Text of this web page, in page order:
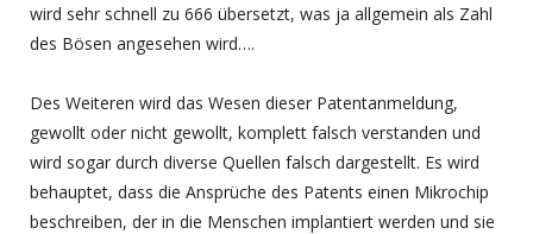
wird sehr schnell zu 666 übersetzt, was ja allgemein als Zahl
des Bösen angesehen wird….
Des Weiteren wird das Wesen dieser Patentanmeldung,
gewollt oder nicht gewollt, komplett falsch verstanden und
wird sogar durch diverse Quellen falsch dargestellt. Es wird
behauptet, dass die Ansprüche des Patents einen Mikrochip
beschreiben, der in die Menschen implantiert werden und sie